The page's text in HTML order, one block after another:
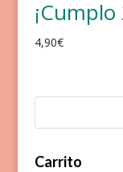
4,90€
Carrito